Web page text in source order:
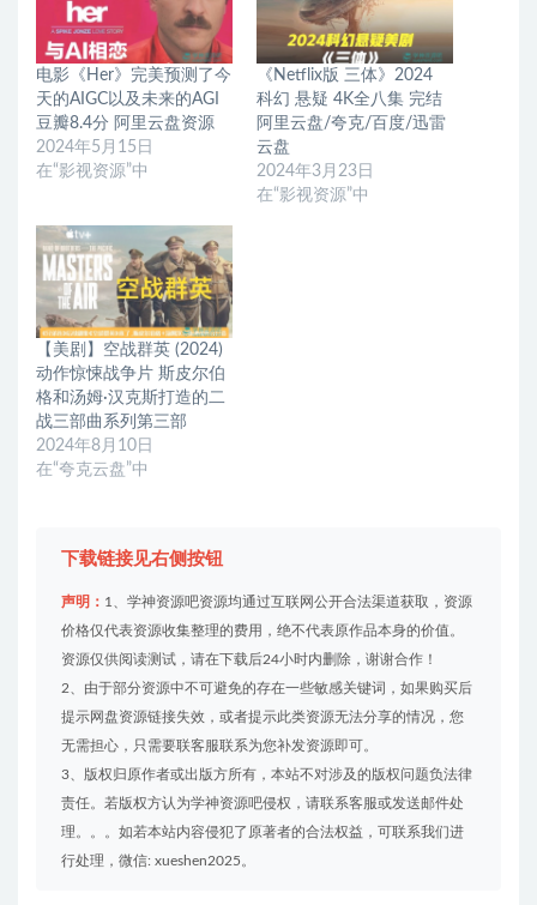
电影《Her》完美预测了今
天的AIGC以及未来的AGI
豆瓣8.4分 阿里云盘资源
2024年5月15日
在“影视资源”中
《Netflix版 三体》2024
科幻 悬疑 4K全八集 完结
阿里云盘/夸克/百度/迅雷
云盘
2024年3月23日
在“影视资源”中
【美剧】空战群英 (2024)
动作惊悚战争片 斯皮尔伯
格和汤姆·汉克斯打造的二
战三部曲系列第三部
2024年8月10日
在“夸克云盘”中
下载链接见右侧按钮
声明： 1、学神资源吧资源均通过互联网公开合法渠道获取，资源
价格仅代表资源收集整理的费用，绝不代表原作品本身的价值。
资源仅供阅读测试，请在下载后24小时内删除，谢谢合作！
2、由于部分资源中不可避免的存在一些敏感关键词，如果购买后
提示网盘资源链接失效，或者提示此类资源无法分享的情况，您
无需担心，只需要联客服联系为您补发资源即可。
3、版权归原作者或出版方所有，本站不对涉及的版权问题负法律
责任。若版权方认为学神资源吧侵权，请联系客服或发送邮件处
理。。。如若本站内容侵犯了原著者的合法权益，可联系我们进
行处理，微信: xueshen2025。